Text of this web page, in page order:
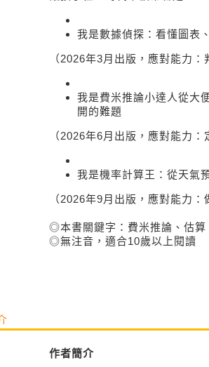
我是數據偵探：看懂圖表
（2026年3月出版，應對能力：
我是費米推論小達人從大
開的難題
（2026年6月出版，應對能力：
我是機率計算王：從天氣
（2026年9月出版，應對能力：
◎本書關鍵字：費米推論、估算
◎無注音，適合10歲以上閱讀
作者簡介